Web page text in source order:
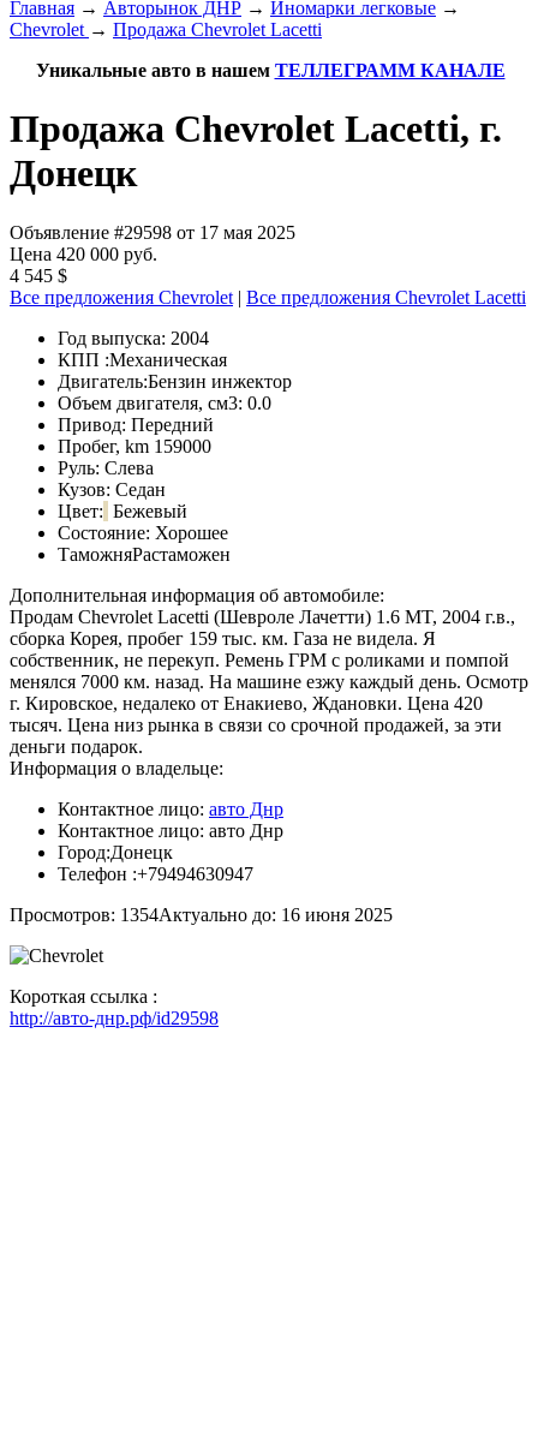
Главная → Авторынок ДНР → Иномарки легковые →
Chevrolet → Продажа Chevrolet Lacetti
Уникальные авто в нашем ТЕЛЛЕГРАММ КАНАЛЕ
Продажа Chevrolet Lacetti, г.
Донецк
Объявление #29598 от 17 мая 2025
Цена 420 000 руб.
4 545 $
Все предложения Chevrolet | Все предложения Chevrolet Lacetti
Год выпуска: 2004
КПП :Механическая
Двигатель:Бензин инжектор
Объем двигателя, см3: 0.0
Привод: Передний
Пробег, km 159000
Руль: Слева
Кузов: Седан
Цвет: Бежевый
Состояние: Хорошее
ТаможняРастаможен
Дополнительная информация об автомобиле:
Продам Chevrolet Lacetti (Шевроле Лачетти) 1.6 MT, 2004 г.в.,
сборка Корея, пробег 159 тыс. км. Газа не видела. Я
собственник, не перекуп. Ремень ГРМ с роликами и помпой
менялся 7000 км. назад. На машине езжу каждый день. Осмотр
г. Кировское, недалеко от Енакиево, Ждановки. Цена 420
тысяч. Цена низ рынка в связи со срочной продажей, за эти
деньги подарок.
Информация о владельце:
Контактное лицо: авто Днр
Контактное лицо: авто Днр
Город:Донецк
Телефон :+79494630947
Просмотров: 1354Актуально до: 16 июня 2025
Короткая ссылка :
http://авто-днр.рф/id29598